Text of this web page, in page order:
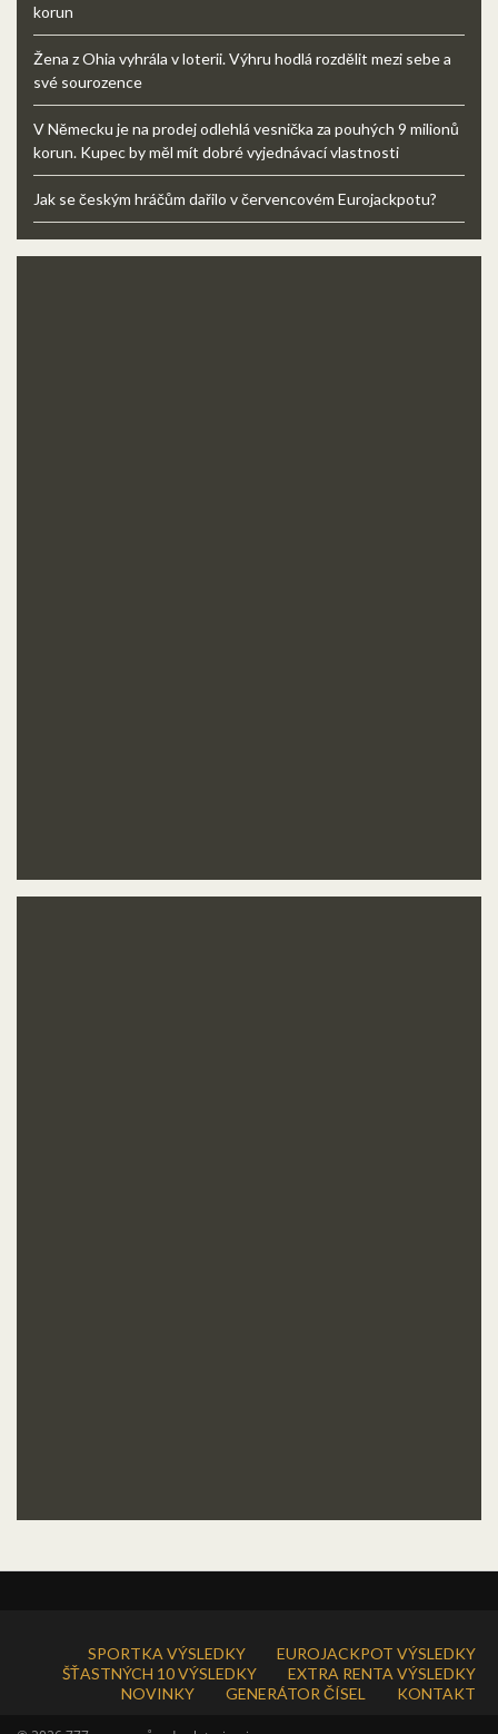
korun
Žena z Ohia vyhrála v loterii. Výhru hodlá rozdělit mezi sebe a
své sourozence
V Německu je na prodej odlehlá vesnička za pouhých 9 milionů
korun. Kupec by měl mít dobré vyjednávací vlastnosti
Jak se českým hráčům dařilo v červencovém Eurojackpotu?
SPORTKA VÝSLEDKY
EUROJACKPOT VÝSLEDKY
ŠŤASTNÝCH 10 VÝSLEDKY
EXTRA RENTA VÝSLEDKY
NOVINKY
GENERÁTOR ČÍSEL KONTAKT